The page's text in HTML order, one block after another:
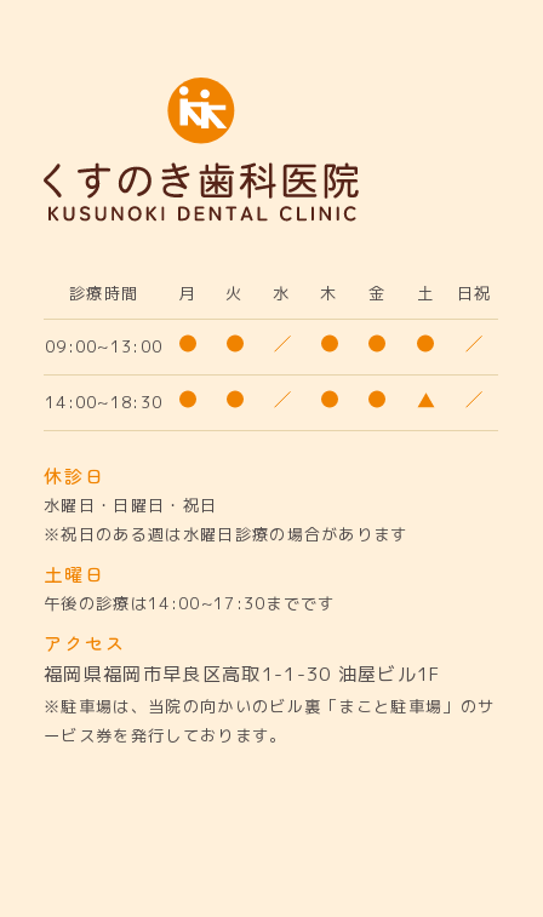
診療時間 月 火 水 木 金 土 日祝
09:00~13:00
14:00~18:30
休診日
水曜日・日曜日・祝日
※祝日のある週は水曜日診療の場合があります
土曜日
午後の診療は14:00~17:30までです
アクセス
福岡県福岡市早良区高取1-1-30 油屋ビル1F
※駐車場は、当院の向かいのビル裏「まこと駐車場」のサ
ービス券を発行しております。